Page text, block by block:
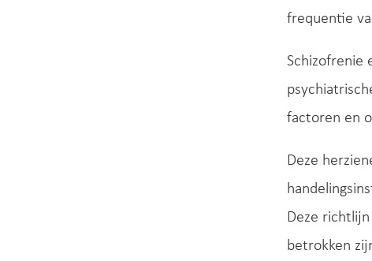
frequentie
Schizofrenie
factoren en
Deze
Deze
betrokken